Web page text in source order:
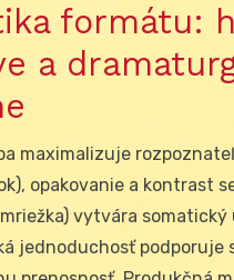
formátu:
a
maximalizuje
opakovanie a kontrast
vytvára somatický
jednoduchosť podporuje